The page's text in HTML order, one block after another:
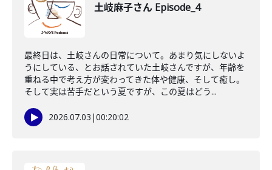
土岐麻子さん Episode_4
最終日は、土岐さんの日常について。あまり気にしないよ
うにしている、とお話されていた土岐さんですが、年齢を
重ねる中で考え方が変わってきた体や健康、そして癒し。
そして実は苦手だという夏ですが、この夏はどう...
2026.07.03 |00:20:02